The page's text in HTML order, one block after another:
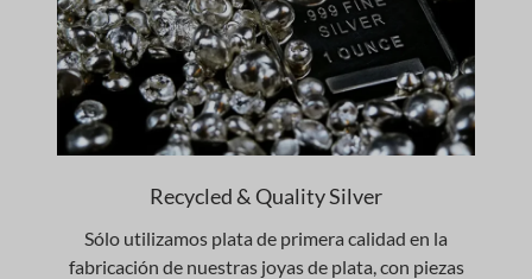
Recycled & Quality Silver
Sólo utilizamos plata de primera calidad en la
fabricación de nuestras joyas de plata, con piezas